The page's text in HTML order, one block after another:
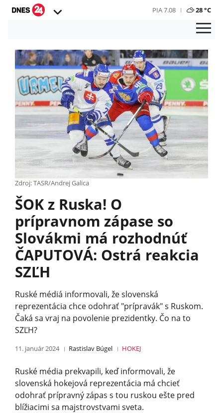
PIA 7.08 28 °C
Zdroj: TASR/Andrej Galica
ŠOK z Ruska! O
prípravnom zápase so
Slovákmi má rozhodnúť
ČAPUTOVÁ: Ostrá reakcia
SZĽH
Ruské médiá informovali, že slovenská
reprezentácia chce odohrať "prípravák" s Ruskom.
Čaká sa vraj na povolenie prezidentky. Čo na to
SZĽH?
11. január 2024 Rastislav Búgel HOKEJ
Ruské média prekvapili, keď informovali, že
slovenská hokejová reprezentácia má chcieť
odohrať prípravný zápas s tou ruskou ešte pred
blížiacimi sa majstrovstvami sve­ta.